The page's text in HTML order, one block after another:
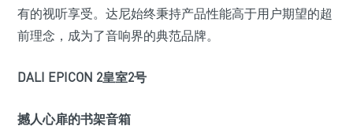
有的视听享受。达尼始终秉持产品性能高于用户期望的超
前理念，成为了音响界的典范品牌。
DALI EPICON 2皇室2号
撼人心扉的书架音箱